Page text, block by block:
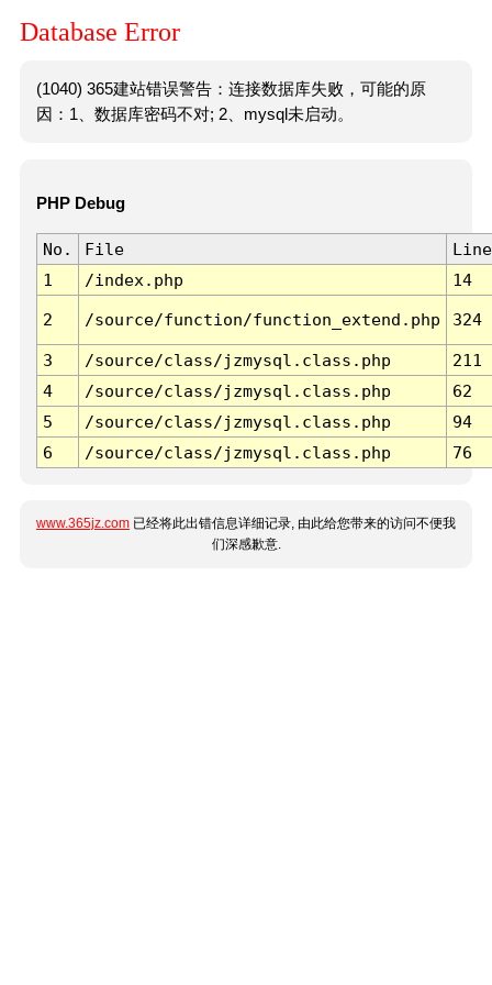
Database Error
(1040) 365建站错误警告：连接数据库失败，可能的原
因：1、数据库密码不对; 2、mysql未启动。
PHP Debug
No. File
Line
1
/index.php 14
2 /source/function/function_extend.php 324
3 /source/class/jzmysql.class.php
211
4
/source/class/jzmysql.class.php
62
5
/source/class/jzmysql.class.php
94
6
/source/class/jzmysql.class.php 76
www.365jz.com 已经将此出错信息详细记录, 由此给您带来的访问不便我
们深感歉意.